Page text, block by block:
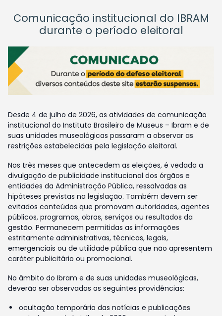
Comunicação institucional do IBRAM
durante o período eleitoral
Desde 4 de julho de 2026, as atividades de comunicação
institucional do Instituto Brasileiro de Museus – Ibram e de
suas unidades museológicas passaram a observar as
restrições estabelecidas pela legislação eleitoral.
Nos três meses que antecedem as eleições, é vedada a
divulgação de publicidade institucional dos órgãos e
entidades da Administração Pública, ressalvadas as
hipóteses previstas na legislação. Também devem ser
evitados conteúdos que promovam autoridades, agentes
públicos, programas, obras, serviços ou resultados da
gestão. Permanecem permitidas as informações
estritamente administrativas, técnicas, legais,
emergenciais ou de utilidade pública que não apresentem
caráter publicitário ou promocional.
No âmbito do Ibram e de suas unidades museológicas,
deverão ser observadas as seguintes providências:
ocultação temporária das notícias e publicações